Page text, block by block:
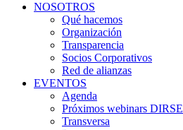
NOSOTROS
Qué hacemos
Organización
Transparencia
Socios Corporativos
Red de alianzas
EVENTOS
Agenda
Próximos webinars DIRSE
Transversa